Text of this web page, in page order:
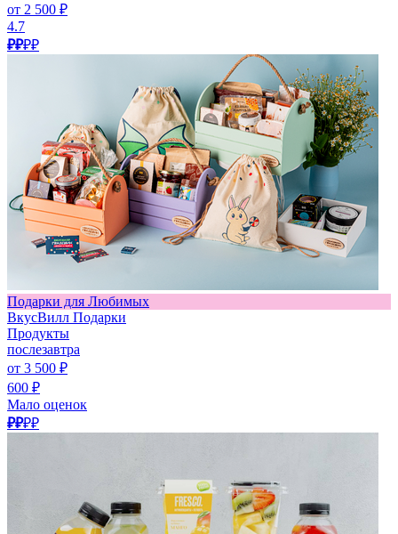
от 2 500 ₽
4.7
₽₽₽₽
Подарки для Любимых
ВкусВилл Подарки
Продукты
послезавтра
от 3 500 ₽
600 ₽
Мало оценок
₽₽₽₽